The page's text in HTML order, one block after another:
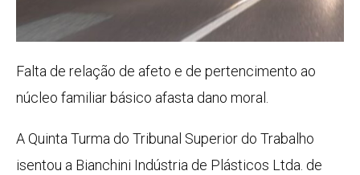
Falta de relação de afeto e de pertencimento ao
núcleo familiar básico afasta dano moral.
A Quinta Turma do Tribunal Superior do Trabalho
isentou a Bianchini Indústria de Plásticos Ltda. de